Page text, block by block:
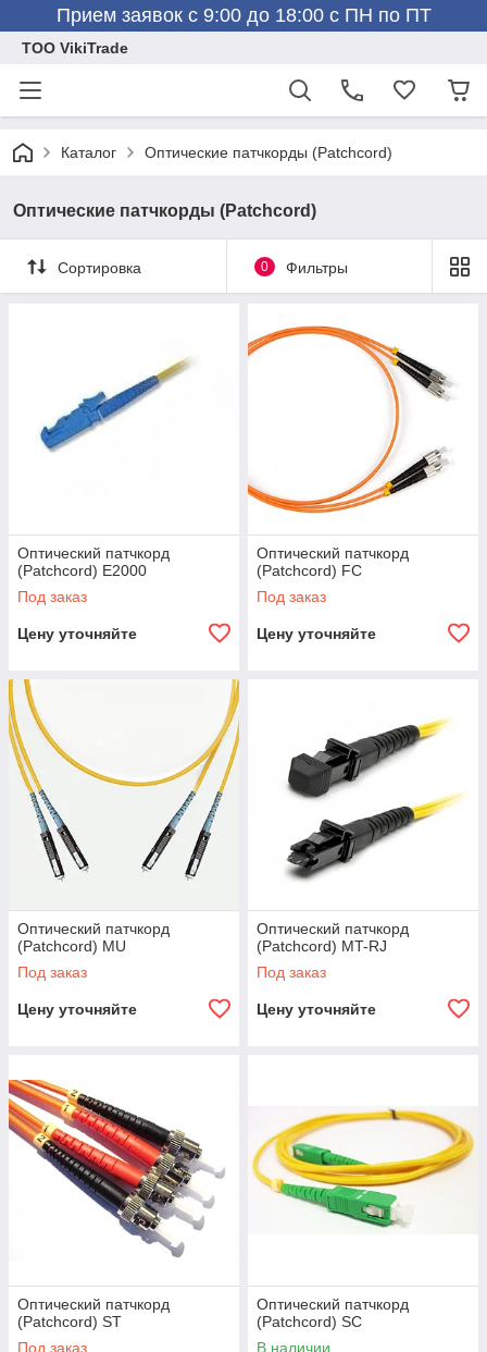
Прием заявок с 9:00 до 18:00 с ПН по ПТ
ТОО VikiTrade
Каталог Оптические патчкорды (Patchcord)
Оптические патчкорды (Patchcord)
Сортировка 0 Фильтры
Оптический патчкорд
(Patchcord) E2000
Под заказ
Цену уточняйте
Оптический патчкорд
(Patchcord) FC
Под заказ
Цену уточняйте
Оптический патчкорд
(Patchcord) MU
Под заказ
Цену уточняйте
Оптический патчкорд
(Patchcord) MT-RJ
Под заказ
Цену уточняйте
Оптический патчкорд
(Patchcord) ST
Под заказ
Оптический патчкорд
(Patchcord) SC
В наличии